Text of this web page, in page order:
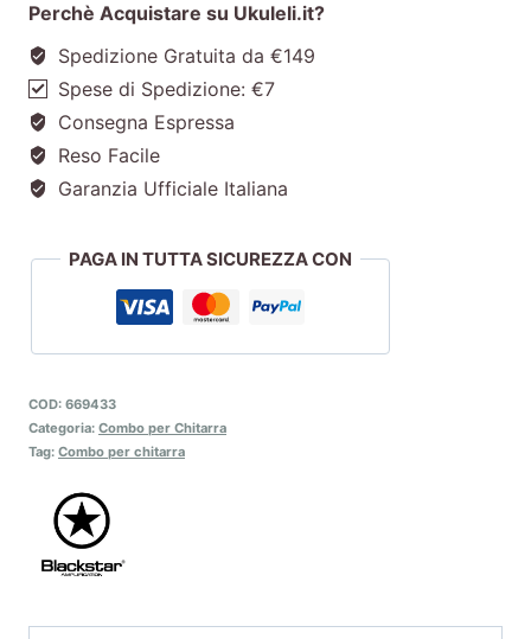
Perchè Acquistare su Ukuleli.it?
Spedizione Gratuita da €149
Spese di Spedizione: €7
Consegna Espressa
Reso Facile
Garanzia Ufficiale Italiana
PAGA IN TUTTA SICUREZZA CON
COD: 669433
Categoria: Combo per Chitarra
Tag: Combo per chitarra